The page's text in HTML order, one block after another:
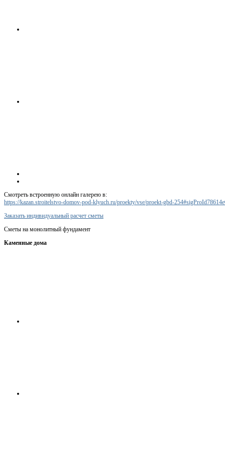
Смотреть встроенную онлайн галерею в:
https://kazan.stroitelstvo-domov-pod-klyuch.ru/proekty/vse/proekt-gbd-
Заказать индивидуальный расчет сметы
Сметы на монолитный фундамент
Каменные дома